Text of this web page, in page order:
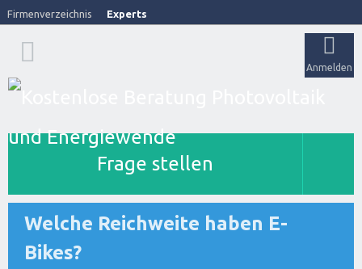
Firmenverzeichnis Experts
Anmelden
Frage stellen
Welche Reichweite haben E-
Bikes?